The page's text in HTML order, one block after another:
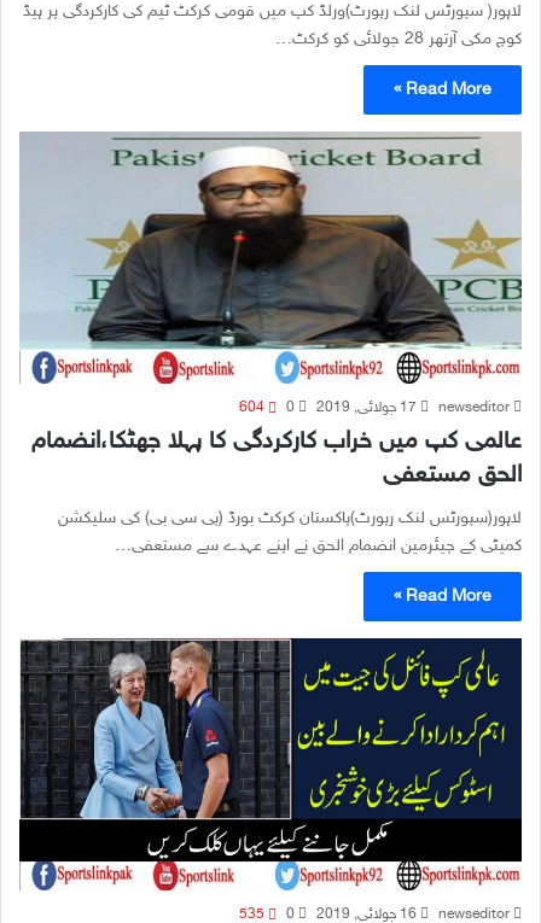
لاہور( سپورٹس لنک رپورٹ)ورلڈ کپ میں قومی کرکٹ ٹیم کی کارکردگی پر ہیڈ
کوچ مکی آرتھر 28 جولائی کو کرکٹ…
Read More »
newseditor 17 جولائی, 2019 0
604
عالمی کپ میں خراب کارکردگی کا پہلا جھٹکا،انضمام
الحق مستعفی
لاہور(سپورٹس لنک رپورٹ)پاکستان کرکٹ بورڈ (پی سی بی) کی سلیکشن
کمیٹی کے چیئرمین انضمام الحق نے اپنے عہدے سے مستعفی…
Read More »
newseditor 16 جولائی, 2019 0
535